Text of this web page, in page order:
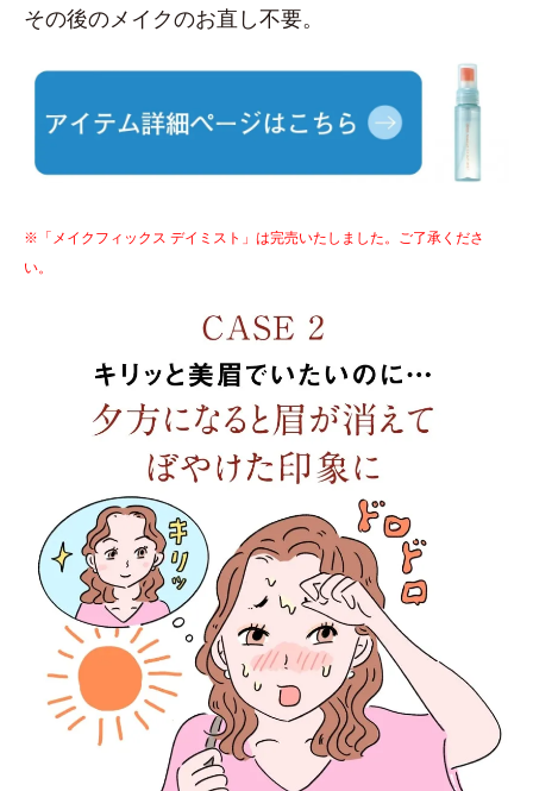
その後のメイクのお直し不要。
※「メイクフィックス デイミスト」は完売いたしました。ご了承くださ
い。